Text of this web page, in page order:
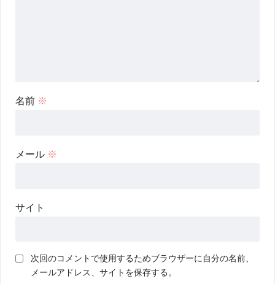
名前 ※
メール ※
サイト
次回のコメントで使用するためブラウザーに自分の名前、
メールアドレス、サイトを保存する。